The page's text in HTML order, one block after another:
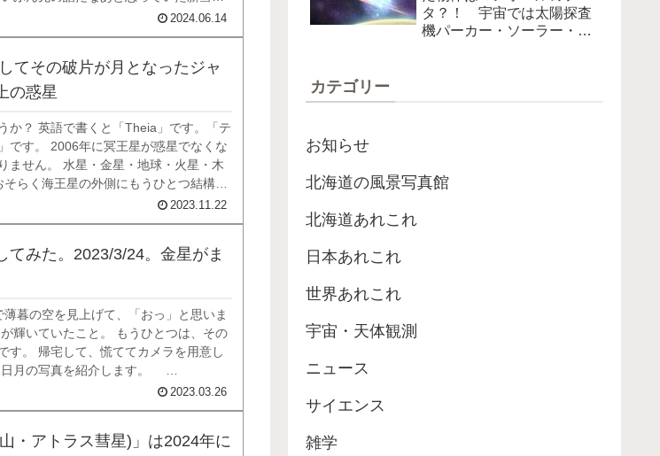
近づいてきました。 なんと言っても0等
2024.06.14
てその破片が月となったジャ
の惑星
か？ 英語で書くと「Theia」です。「テ
です。 2006年に冥王星が惑星でなくな
ません。 水星・金星・地球・火星・木
らく海王星の外側にもうひとつ結構大
時点ではまだ発見されていません。付
2023.11.22
みた。2023/3/24。金星がま
暮の空を見上げて、「おっ」と思いま
輝いていたこと。 もうひとつは、その
す。 帰宅して、慌ててカメラを用意し
日月の写真を紹介します。
らいから夕方の空に明るい星が輝いて
2023.03.26
・アトラス彗星)」は2024年に
タ？！ 宇宙では太陽探査
機パーカー・ソーラー・プ
カテゴリー
お知らせ
北海道の風景写真館
北海道あれこれ
日本あれこれ
世界あれこれ
宇宙・天体観測
ニュース
サイエンス
雑学